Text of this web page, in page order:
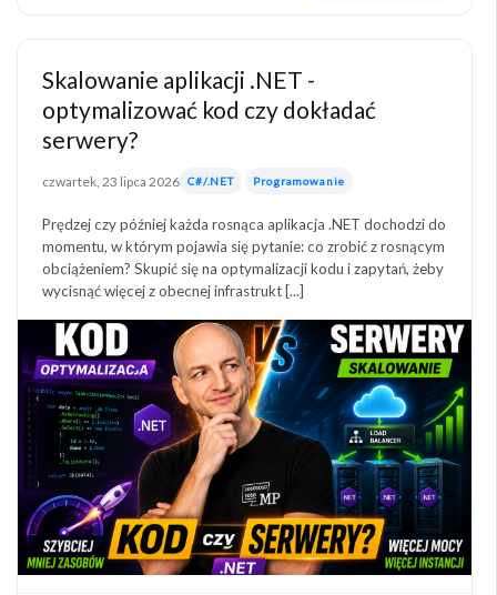
Skalowanie aplikacji .NET -
optymalizować kod czy dokładać
serwery?
czwartek, 23 lipca 2026 C#/.NET Programowanie
Prędzej czy później każda rosnąca aplikacja .NET dochodzi do
momentu, w którym pojawia się pytanie: co zrobić z rosnącym
obciążeniem? Skupić się na optymalizacji kodu i zapytań, żeby
wycisnąć więcej z obecnej infrastrukt [...]